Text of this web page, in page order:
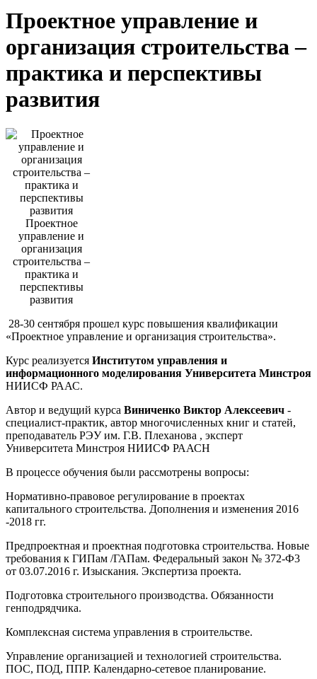
Проектное управление и
организация строительства –
практика и перспективы
развития
Проектное
управление и
организация
строительства –
практика и
перспективы
развития
28-30 сентября прошел курс повышения квалификации
«Проектное управление и организация строительства».
Курс реализуется Институтом управления и
информационного моделирования Университета Минстроя
НИИСФ РААС.
Автор и ведущий курса Виниченко Виктор Алексеевич -
специалист-практик, автор многочисленных книг и статей,
преподаватель РЭУ им. Г.В. Плеханова , эксперт
Университета Минстроя НИИСФ РААСН
В процессе обучения были рассмотрены вопросы:
Нормативно-правовое регулирование в проектах
капитального строительства. Дополнения и изменения 2016
-2018 гг.
Предпроектная и проектная подготовка строительства. Новые
требования к ГИПам /ГАПам. Федеральный закон № 372-Ф3
от 03.07.2016 г. Изыскания. Экспертиза проекта.
Подготовка строительного производства. Обязанности
генподрядчика.
Комплексная система управления в строительстве.
Управление организацией и технологией строительства.
ПОС, ПОД, ППР. Календарно-сетевое планирование.